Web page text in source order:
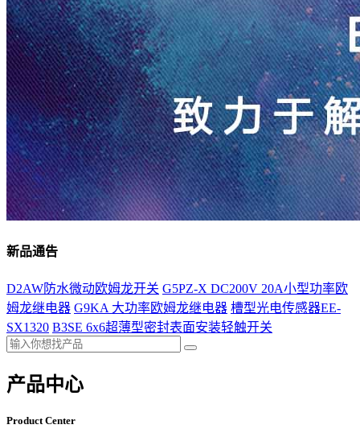
新品通告
D2AW防水微动欧姆龙开关 G5PZ-X DC200V 20A小型功率欧
姆龙继电器 G9KA 大功率欧姆龙继电器 槽型光电传感器EE-
SX1320 B3SE 6x6超薄型密封表面安装轻触开关
产品中心
Product Center